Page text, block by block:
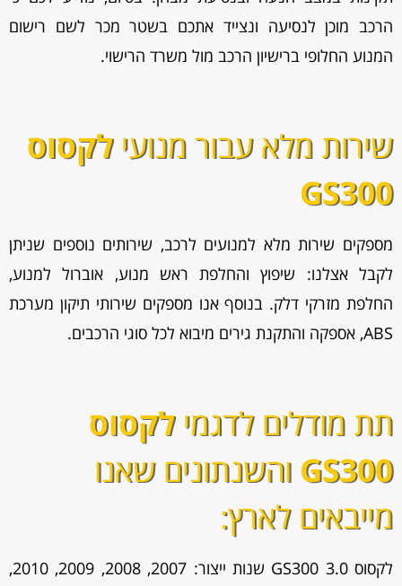
הרכב מוכן לנסיעה ונצייד אתכם בשטר מכר לשם רישום
המנוע החלופי ברישיון הרכב מול משרד הרישוי.
שירות מלא עבור מנועילקסוס
GS300
מספקים שירות מלא למנועים לרכב, שירותים נוספים שניתן
לקבל אצלנו: שיפוץ והחלפת ראש מנוע, אוברול למנוע,
החלפת מזרקי דלק. בנוסף אנו מספקים שירותי תיקון מערכת
ABS, אספקה והתקנת גירים מיבוא לכל סוגי הרכבים.
תת מודלים לדגמילקסוס
GS300 והשנתונים שאנו
מייבאים לארץ:
לקסוס GS300 3.0 שנות ייצור: 2007, 2008, 2009, 2010,